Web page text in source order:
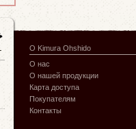
О Kimura Ohshido
О нас
О нашей продукции
Карта доступа
Покупателям
Контакты